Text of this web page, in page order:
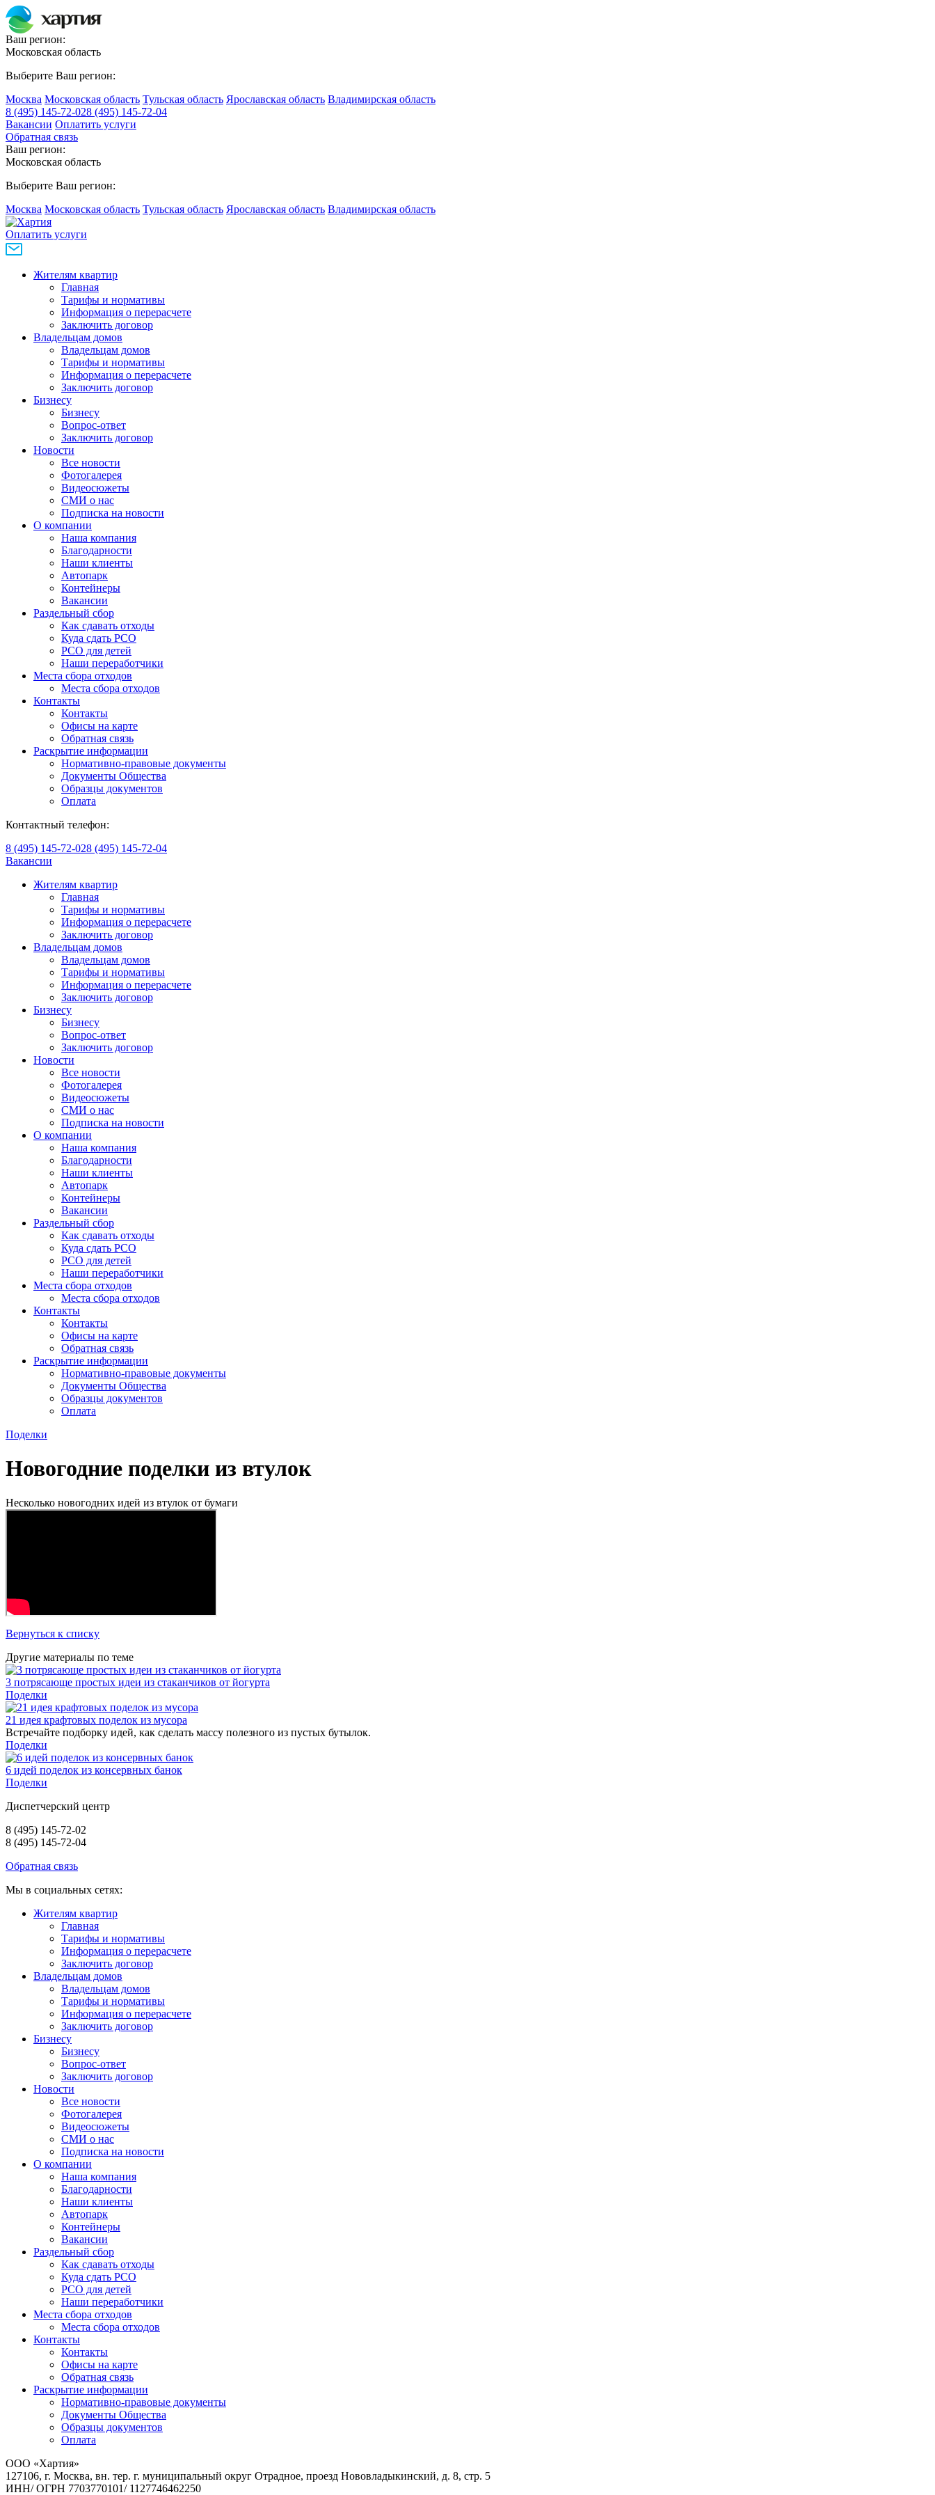
Ваш регион:
Московская область
Выберите Ваш регион:
Москва Московская область Тульская область Ярославская область Владимирская область
8 (495) 145-72-028 (495) 145-72-04
Вакансии Оплатить услуги
Обратная связь
Ваш регион:
Московская область
Выберите Ваш регион:
Москва Московская область Тульская область Ярославская область Владимирская область
Оплатить услуги
Жителям квартир
Главная
Тарифы и нормативы
Информация о перерасчете
Заключить договор
Владельцам домов
Владельцам домов
Тарифы и нормативы
Информация о перерасчете
Заключить договор
Бизнесу
Бизнесу
Вопрос-ответ
Заключить договор
Новости
Все новости
Фотогалерея
Видеосюжеты
СМИ о нас
Подписка на новости
О компании
Наша компания
Благодарности
Наши клиенты
Автопарк
Контейнеры
Вакансии
Раздельный сбор
Как сдавать отходы
Куда сдать РСО
РСО для детей
Наши переработчики
Места сбора отходов
Места сбора отходов
Контакты
Контакты
Офисы на карте
Обратная связь
Раскрытие информации
Нормативно-правовые документы
Документы Общества
Образцы документов
Оплата
Контактный телефон:
8 (495) 145-72-028 (495) 145-72-04
Вакансии
Жителям квартир
Главная
Тарифы и нормативы
Информация о перерасчете
Заключить договор
Владельцам домов
Владельцам домов
Тарифы и нормативы
Информация о перерасчете
Заключить договор
Бизнесу
Бизнесу
Вопрос-ответ
Заключить договор
Новости
Все новости
Фотогалерея
Видеосюжеты
СМИ о нас
Подписка на новости
О компании
Наша компания
Благодарности
Наши клиенты
Автопарк
Контейнеры
Вакансии
Раздельный сбор
Как сдавать отходы
Куда сдать РСО
РСО для детей
Наши переработчики
Места сбора отходов
Места сбора отходов
Контакты
Контакты
Офисы на карте
Обратная связь
Раскрытие информации
Нормативно-правовые документы
Документы Общества
Образцы документов
Оплата
Поделки
Новогодние поделки из втулок
Несколько новогодних идей из втулок от бумаги
Вернуться к списку
Другие материалы по теме
3 потрясающе простых идеи из стаканчиков от йогурта
Поделки
21 идея крафтовых поделок из мусора
Встречайте подборку идей, как сделать массу полезного из пустых бутылок.
Поделки
6 идей поделок из консервных банок
Поделки
Диспетчерский центр
8 (495) 145-72-02
8 (495) 145-72-04
Обратная связь
Мы в социальных сетях:
Жителям квартир
Главная
Тарифы и нормативы
Информация о перерасчете
Заключить договор
Владельцам домов
Владельцам домов
Тарифы и нормативы
Информация о перерасчете
Заключить договор
Бизнесу
Бизнесу
Вопрос-ответ
Заключить договор
Новости
Все новости
Фотогалерея
Видеосюжеты
СМИ о нас
Подписка на новости
О компании
Наша компания
Благодарности
Наши клиенты
Автопарк
Контейнеры
Вакансии
Раздельный сбор
Как сдавать отходы
Куда сдать РСО
РСО для детей
Наши переработчики
Места сбора отходов
Места сбора отходов
Контакты
Контакты
Офисы на карте
Обратная связь
Раскрытие информации
Нормативно-правовые документы
Документы Общества
Образцы документов
Оплата
ООО «Хартия»
127106, г. Москва, вн. тер. г. муниципальный округ Отрадное, проезд Нововладыкинский, д. 8, стр. 5
ИНН/ ОГРН 7703770101/ 1127746462250